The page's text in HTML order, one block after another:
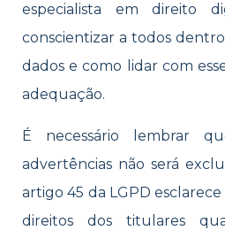
especialista em direito
conscientizar a todos
dados e como lidar com
adequação.
É necessário lembrar
advertências não será
artigo 45 da LGPD
direitos dos titulares